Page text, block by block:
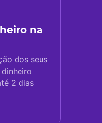
na
dos seus
2 dias